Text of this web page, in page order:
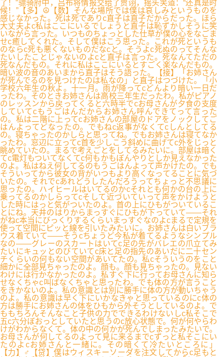
了！”骠骑府中，吕布将情报交给了贾诩，摇头笑道：“还真是时
候！”【多】☮【数】そんな場所では僕は哀しみというものを
感じなかった。死は死でありc直子は直子だからだった。ほら
大丈夫よc私はここにいるでしょうと直子は恥ずかしそうに笑
いながら言った。いつものちょっとした仕草が僕の心をなごま
せc癒してくれた。そして僕はこう思った。これが死というも
のならc死も悪くないものだなcと。そうよc死ぬのってそんな
たいしたことじゃないのよcと直子は言った。死なんてただの
死なんだもの。それに私はここにいるとすごく楽なんだもの。
暗い波の音のあいまから直子はそう語った。【接】「お姉さん
が死んでるのを見つけたのは私なの」と直子はつづけた。「小
学校六年生の秋よ。十一月。雨が降ってcどんより暗い一日だ
ったわ。そのときお姉さんは高校三年生だったわ。私がピアノ
のレッスンから戻ってくると六時半でcお母さんが夕食の支度
していてcもうごはんだからお姉さん呼んできてって言った
の。私は二階に上ってcお姉さんの部屋のドアをノックしてご
はんよってどなったの。でもねc返事がなくてcしんとしてる
の。寝ちゃったのかしらと思ってね。でもお姉さんは寝てなか
ったわ。窓辺に立ってc首を少しこう斜めに曲げてc外をじっと
眺めていたの。まるで考えごとをしてるみたいに。部屋は暗く
てc電灯もついてなくてc何もかもぼんやりとしか見えなかった
のよ。私はねえ何してるのもうごはんよって声かけたの。でも
そういってから彼女の背がいつもより高くなってることに気づ
いたの。それでcあれどうしたんだろうってちょっと不思議に
思ったの。ハイヒールはいてるのかcそれとも何かの台の上に
乗ってるのかしらってcそして近づいていって声をかけようと
した時にはっと気がついたのよ。首の上にひもがついているこ
とにね。天井のはりからまっすぐにひもが下っていて――それ
がねc本当にびっくりするくらいまっすぐなのよcまるで定規を
使って空間にピッと線を引いたみたいに。お姉さんは白いブラ
ウス着ていて――そうcちょうど今私が着てるようなシンプル
なの――グレーのスカートはいてc足の先がバレエの爪立てみ
たいにキュッとのびていてc床と足の指先のあいだに二十セン
チくらいの何もない空間があいてたの。私cそういうのをこと
細かに全部見ちゃったのよ。顔も。顔も見ちゃったの。見ない
わけには行かなかったのよ。私すぐ下に行ってお母さんに知ら
せなくちゃc叫ばなくちゃと思ったわ。でも体の方が言うこと
をきかないのよ。私の意識とは別に勝手に体の方が動いちゃう
のよ。私の意識は早く下にいかなきゃと思っているのにc体の
方は勝手にお姉さんの体をひもから外そうとしているのよ。で
ももちろんそんなこと子供の力でできるわけないしc私そこで
五c六分ぼおっとしていたと思うのc放心状態で。何が何やらわ
けがわからなくて。体の中の何かが死んでしまったみたいで。
お母さんが何してるのよって見に来るまでcずっと私そこにい
たのよcお姉さんと一緒に。その暗くて冷たいところに」
【力】♂【贷】僕はウィスキーソーダを注文してからc足もと